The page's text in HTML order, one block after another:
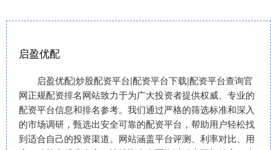
启盈优配
启盈优配|炒股配资平台|配资平台下载|配资平台查询官
网正规配资排名网站致力于为广大投资者提供权威、专业的
配资平台信息和排名参考。我们通过严格的筛选标准和深入
的市场调研，甄选出安全可靠的配资平台，帮助用户轻松找
到适合自己的投资渠道。网站涵盖平台评测、利率对比、用